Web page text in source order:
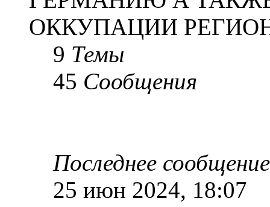
ОККУПАЦИИ
9 Темы
45 Сообщения
Последнее сообщение
25 июн 2024, 18:07